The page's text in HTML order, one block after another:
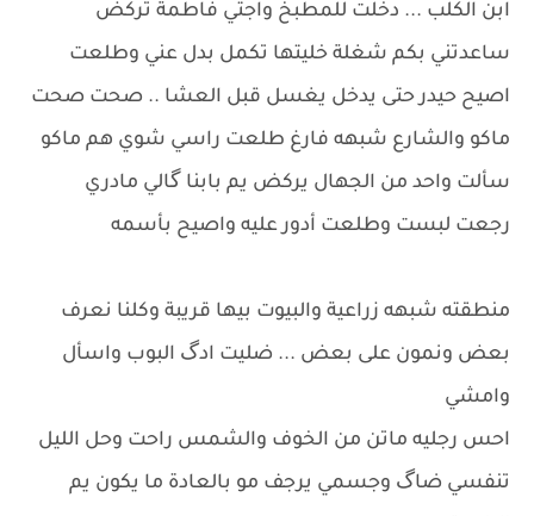
ابن الكلب ... دخلت للمطبخ واجتي فاطمة تركض
ساعدتني بكم شغلة خليتها تكمل بدل عني وطلعت
اصيح حيدر حتى يدخل يغسل قبل العشا .. صحت صحت
ماكو والشارع شبهه فارغ طلعت راسي شوي هم ماكو
سألت واحد من الجهال يركض يم بابنا گالي مادري
رجعت لبست وطلعت أدور عليه واصيح بأسمه
منطقته شبهه زراعية والبيوت بيها قريبة وكلنا نعرف
بعض ونمون على بعض ... ضليت ادگ البوب واسأل
وامشي
احس رجليه ماتن من الخوف والشمس راحت وحل الليل
تنفسي ضاگ وجسمي يرجف مو بالعادة ما يكون يم